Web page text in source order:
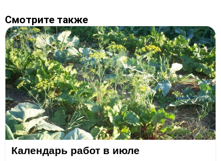
Смотрите также
Календарь работ в июле